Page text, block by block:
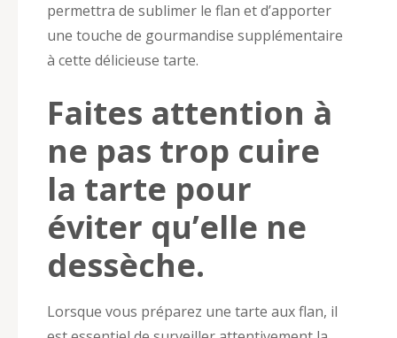
permettra de sublimer le flan et d’apporter
une touche de gourmandise supplémentaire
à cette délicieuse tarte.
Faites attention à
ne pas trop cuire
la tarte pour
éviter qu’elle ne
dessèche.
Lorsque vous préparez une tarte aux flan, il